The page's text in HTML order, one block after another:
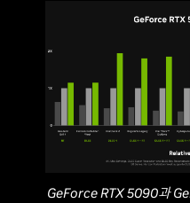
GeForce RTX 5090과